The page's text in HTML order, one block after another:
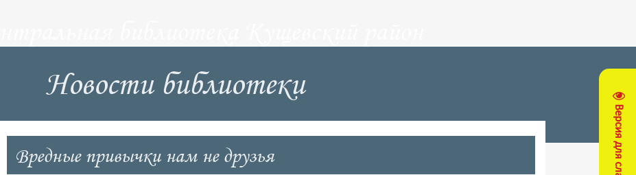
Новости библиотеки
Вредные привычки нам не друзья